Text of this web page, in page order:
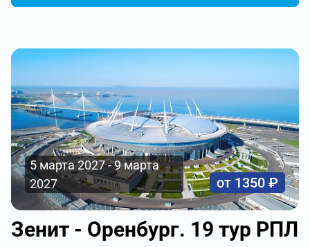
5 марта 2027 - 9 марта
2027
от 1350 ₽
Зенит - Оренбург. 19 тур РПЛ